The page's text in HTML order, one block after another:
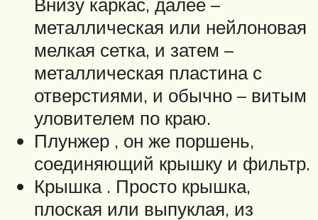
металлическая или нейлоновая
мелкая сетка, и затем –
металлическая пластина с
отверстиями, и обычно – витым
уловителем по краю.
Плунжер , он же поршень,
соединяющий крышку и фильтр.
Крышка . Просто крышка,
плоская или выпуклая, из